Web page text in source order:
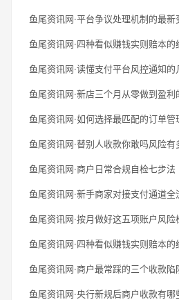
鱼尾资讯网·平台争议处理机制的最新
鱼尾资讯网·四种看似赚钱实则赔本的
鱼尾资讯网·读懂支付平台风控通知的
鱼尾资讯网·新店三个月从零做到盈利
鱼尾资讯网·如何选择最匹配的订单管
鱼尾资讯网·替别人收款你敢吗风险有
鱼尾资讯网·商户日常合规自检七步法
鱼尾资讯网·新手商家对接支付通道全
鱼尾资讯网·按月做好这五项账户风险
鱼尾资讯网·四种看似赚钱实则赔本的
鱼尾资讯网·商户最常踩的三个收款陷
鱼尾资讯网·央行新规后商户收款有哪